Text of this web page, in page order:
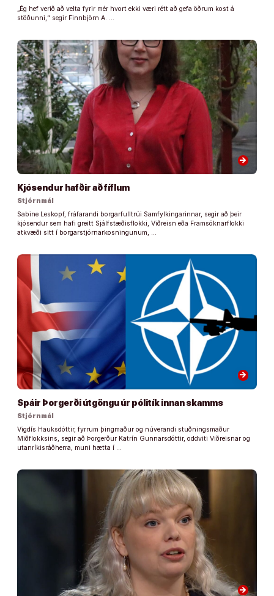
„Ég hef verið að velta fyrir mér hvort ekki væri rétt að gefa öðrum kost á
stöðunni,“ segir Finnbjörn A. …
arrow_forward
Kjósendur hafðir að fíflum
Stjórnmál
Sabine Leskopf, fráfarandi borgarfulltrúi Samfylkingarinnar, segir að þeir
kjósendur sem hafi greitt Sjálfstæðisflokki, Viðreisn eða Framsóknarflokki
atkvæði sitt í borgarstjórnarkosningunum, …
arrow_forward
Spáir Þorgerði útgöngu úr pólitík innan skamms
Stjórnmál
Vigdís Hauksdóttir, fyrrum þingmaður og núverandi stuðningsmaður
Miðflokksins, segir að Þorgerður Katrín Gunnarsdóttir, oddviti Viðreisnar og
utanríkisráðherra, muni hætta í …
arrow_forward